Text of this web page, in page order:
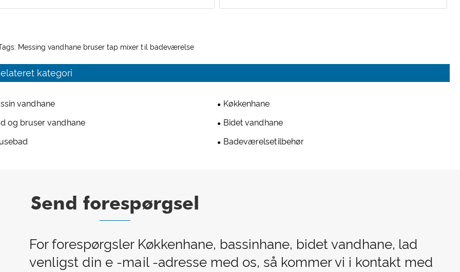
Messing vandhane bruser tap mixer til badeværelse
kategori
vandhane
Køkkenhane
og bruser vandhane
Bidet vandhane
Badeværelsetilbehør
Send forespørgsel
For forespørgsler Køkkenhane, bassinhane, bidet vandhane, lad
venligst din e -mail -adresse med os, så kommer vi i kontakt med